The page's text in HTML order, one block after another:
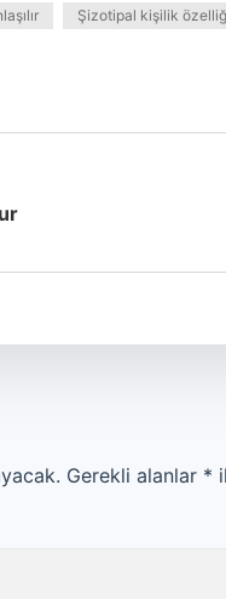
Şizotipal kişilik
Gerekli alanlar *